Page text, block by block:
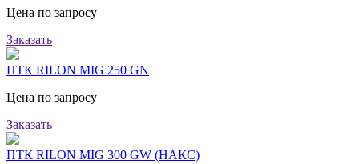
Цена по запросу
Заказать
ПТК RILON MIG 250 GN
Цена по запросу
Заказать
ПТК RILON MIG 300 GW (НАКС)